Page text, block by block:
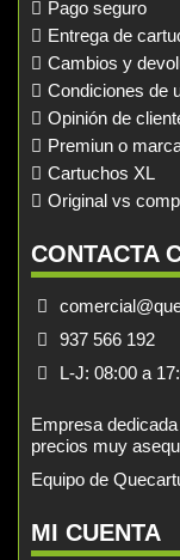
Pago seguro
Entrega de
Cambios y
Condiciones de
Opinión de
Premiun o
Cartuchos XL
Original vs
CONTACTA
937 566 192
L-J: 08:00 a
Empresa
precios muy
Equipo de
MI CUENTA